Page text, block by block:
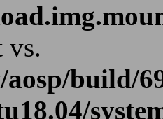
vs.
build/